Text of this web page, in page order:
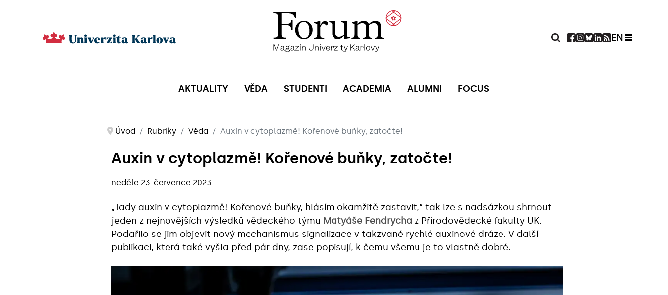
EN
AKTUALITY VĚDA STUDENTI ACADEMIA ALUMNI FOCUS
Úvod Rubriky Věda Auxin v cytoplazmě! Kořenové buňky, zatočte!
Auxin v cytoplazmě! Kořenové buňky, zatočte!
neděle 23. července 2023
„Tady auxin v cytoplazmě! Kořenové buňky, hlásím okamžitě zastavit,“ tak lze s nadsázkou shrnout
jeden z nejnovějších výsledků vědeckého týmu Matyáše Fendrycha z Přírodovědecké fakulty UK.
Podařilo se jim objevit nový mechanismus signalizace v takzvané rychlé auxinové dráze. V další
publikaci, která také vyšla před pár dny, zase popisují, k čemu všemu je to vlastně dobré.